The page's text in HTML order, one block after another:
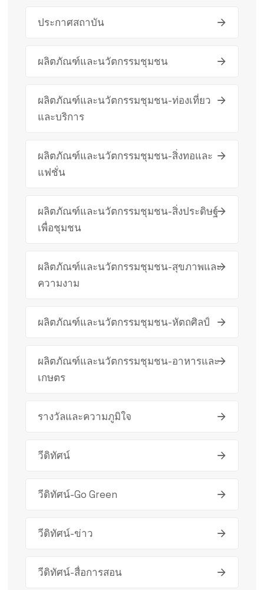
ประกาศสถาบัน
ผลิตภัณฑ์และนวัตกรรมชุมชน
ผลิตภัณฑ์และนวัตกรรมชุมชน-ท่องเที่ยว
และบริการ
ผลิตภัณฑ์และนวัตกรรมชุมชน-สิ่งทอและ
แฟชั่น
ผลิตภัณฑ์และนวัตกรรมชุมชน-สิ่งประดิษฐ์
เพื่อชุมชน
ผลิตภัณฑ์และนวัตกรรมชุมชน-สุขภาพและ
ความงาม
ผลิตภัณฑ์และนวัตกรรมชุมชน-หัตถศิลป์
ผลิตภัณฑ์และนวัตกรรมชุมชน-อาหารและ
เกษตร
รางวัลและความภูมิใจ
วีดิทัศน์
วีดิทัศน์-Go Green
วีดิทัศน์-ข่าว
วีดิทัศน์-สื่อการสอน